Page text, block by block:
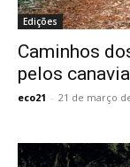
Edições
Caminhos
pelos
eco21 - 21 de março